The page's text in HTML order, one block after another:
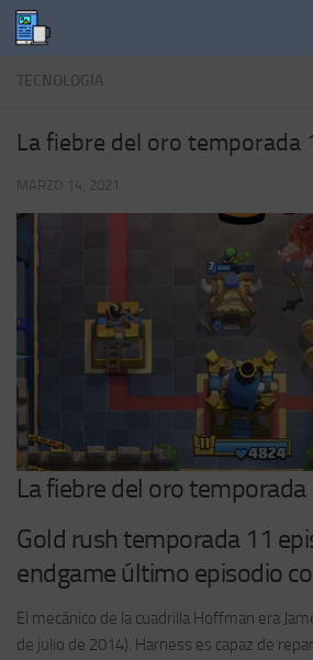
Saltar al contenido
TECNOLOGIA
La fiebre del oro temporada
MARZO 14, 2021
La fiebre del oro temporada
Gold rush temporada 11
endgame último episodio
El mecánico de la cuadrilla Hoffman era
de julio de 2014). Harness es capaz de